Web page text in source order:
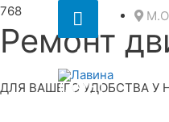
Секция
над
шапкой
8
(495)
Ремонт
ДЛЯ ВАШЕГО УДОБСТВА У